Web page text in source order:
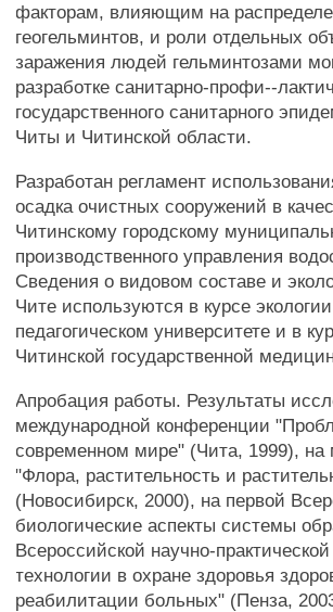
факторам, влияющим на
геогельминтов, и роли отдельных
заражения людей гельминтозами
разработке санитарно-профи--
государственного санитарного
Читы и Читинской области.
Разработан регламент
осадка очистных сооружений в
Читинскому городскому
производственного управления
Сведения о видовом составе и
Чите используются в курсе
педагогическом университете и в
Читинской государственной
Апробация работы. Результаты
международной конференции
современном мире" (Чита, 1999),
"Флора, растительность и
(Новосибирск, 2000), на первой
биологические аспекты системы
Всероссийской научно-
технологии в охране здоровья
реабилитации больных" (Пенза,